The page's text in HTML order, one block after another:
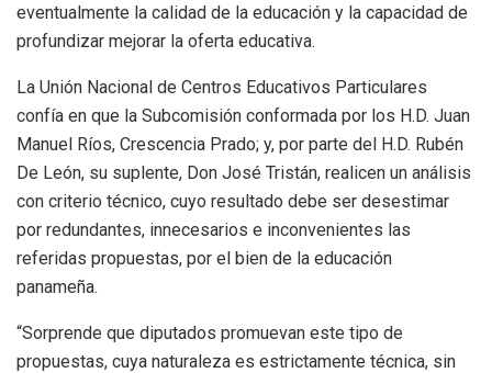
eventualmente la calidad de la educación y la capacidad de
profundizar mejorar la oferta educativa.
La Unión Nacional de Centros Educativos Particulares
confía en que la Subcomisión conformada por los H.D. Juan
Manuel Ríos, Crescencia Prado; y, por parte del H.D. Rubén
De León, su suplente, Don José Tristán, realicen un análisis
con criterio técnico, cuyo resultado debe ser desestimar
por redundantes, innecesarios e inconvenientes las
referidas propuestas, por el bien de la educación
panameña.
“Sorprende que diputados promuevan este tipo de
propuestas, cuya naturaleza es estrictamente técnica, sin